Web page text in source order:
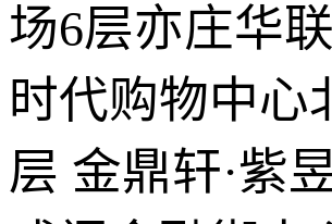
场6层亦庄华
时代购物中心
层 金鼎轩·紫